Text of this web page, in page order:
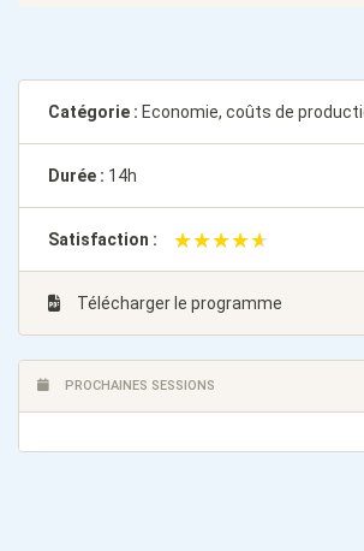
Catégorie : Economie, coûts de
Durée : 14h
Satisfaction : ★★★★★
★★★★★
Télécharger le programme
PROCHAINES SESSIONS